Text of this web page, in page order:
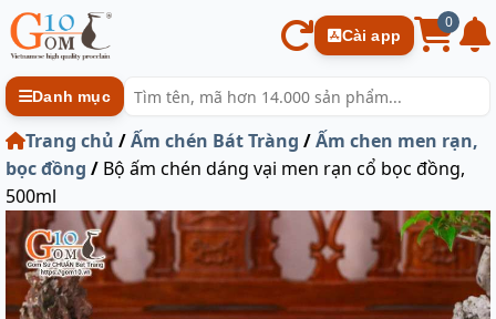
Cài app
0
Danh mục
Trang chủ /Ấm chén Bát Tràng /Ấm chen men rạn,
bọc đồng / Bộ ấm chén dáng vại men rạn cổ bọc đồng,
500ml